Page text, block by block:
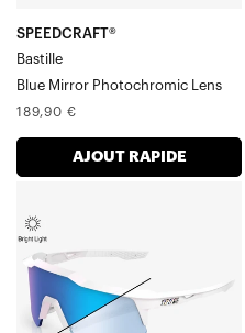
SPEEDCRAFT®
Bastille
Blue Mirror Photochromic Lens
Prix
189,90 €
AJOUT RAPIDE
SL
BastilleBlue
Mirror
Photochromic